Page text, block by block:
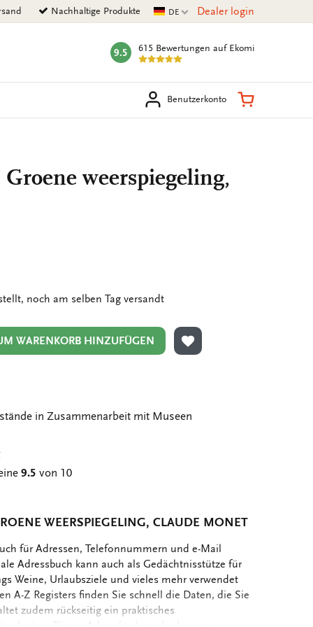
Nachhaltige Produkte Aktuelle Sprache
DE Dealer login
mark:
9.5 615 Bewertungen auf Ekomi
Benutzerkonto Warenkorb
weerspiegeling,
noch am selben Tag versandt
WARENKORB HINZUFÜGEN
ZUR WUNSCHLISTE
in Zusammenarbeit mit Museen
9.5 von 10
WEERSPIEGELING, CLAUDE MONET
für Adressen, Telefonnummern und e-Mail
Adressbuch kann auch als Gedächtnisstütze für
Weine, Urlaubsziele und vieles mehr verwendet
A-Z Registers finden Sie schnell die Daten, die Sie
zudem rückseitig ein praktisches